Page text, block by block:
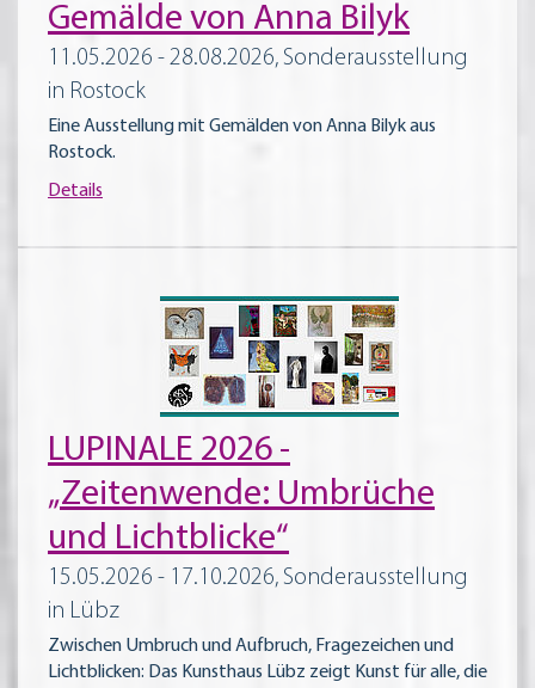
Gemälde von Anna Bilyk
11.05.2026 - 28.08.2026, Sonderausstellung
in Rostock
Eine Ausstellung mit Gemälden von Anna Bilyk aus
Rostock.
Details
LUPINALE 2026 -
„Zeitenwende: Umbrüche
und Lichtblicke“
15.05.2026 - 17.10.2026, Sonderausstellung
in Lübz
Zwischen Umbruch und Aufbruch, Fragezeichen und
Lichtblicken: Das Kunsthaus Lübz zeigt Kunst für alle, die